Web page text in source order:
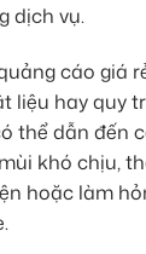
dịch vụ.
cáo giá
liệu hay quy
thể dẫn đến
khó chịu,
hoặc làm